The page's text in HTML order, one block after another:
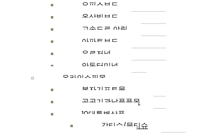
오피스보드
옥상빌보드
고속도로 야립
아파트보드
유로저널
안동터미널
온라인쇼핑몰
봉자기프트몰
공공기관납품품목
10대특별상품
각티슈/물티슈